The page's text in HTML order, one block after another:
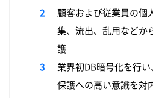
顧客および従業員の個
集、流出、乱用などか
護
業界初DB暗号化を行
保護への高い意識を対